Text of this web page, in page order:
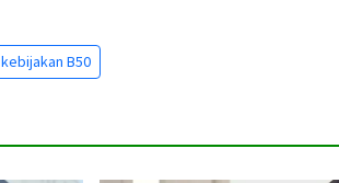
kebijakan B50